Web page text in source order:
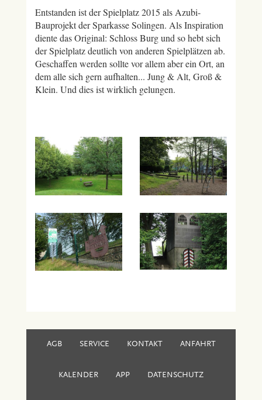
Entstanden ist der Spielplatz 2015 als Azubi-
Bauprojekt der Sparkasse Solingen. Als Inspiration
diente das Original: Schloss Burg und so hebt sich
der Spielplatz deutlich von anderen Spielplätzen ab.
Geschaffen werden sollte vor allem aber ein Ort, an
dem alle sich gern aufhalten... Jung & Alt, Groß &
Klein. Und dies ist wirklich gelungen.
AGB SERVICE KONTAKT ANFAHRT
KALENDER APP DATENSCHUTZ